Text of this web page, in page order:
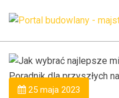
25 maja 2023